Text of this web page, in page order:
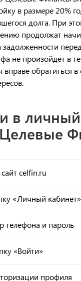
в размере 20%
долга. При
продолжат
задолженности
не произойдет в
обратиться
в личный
celfin.ru
«Личный кабинет»
телефона и пароль
«Войти»
профиля